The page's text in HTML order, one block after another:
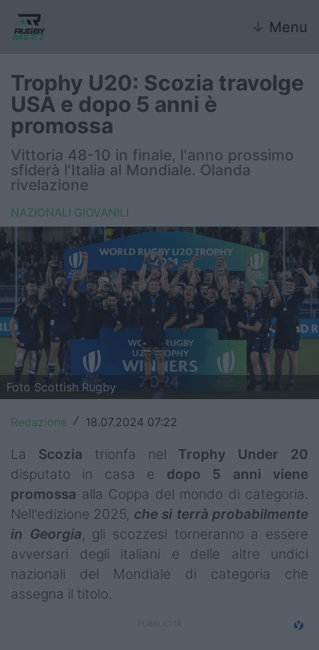
↓ Menu
Nazionale
Nazionali giovanili
Rugby Sevens
FIR
Internazionale
6 Nazioni
United Rugby Championship
Top14
Premiership
Champions Cup
World Rugby
Rugby World Cup
Super Rugby
Rugby in TV
Mercato
Trophy U20: Scozia travolge
USA e dopo 5 anni è
promossa
Vittoria 48-10 in finale, l'anno prossimo
sfiderà l'Italia al Mondiale. Olanda
rivelazione
NAZIONALI GIOVANILI
Foto Scottish Rugby
Redazione / 18.07.2024 07:22
La Scozia trionfa nel Trophy Under 20
disputato in casa e dopo 5 anni viene
promossa alla Coppa del mondo di categoria.
Nell'edizione 2025, che si terrà probabilmente
in Georgia, gli scozzesi torneranno a essere
avversari degli italiani e delle altre undici
nazionali del Mondiale di categoria che
assegna il titolo.